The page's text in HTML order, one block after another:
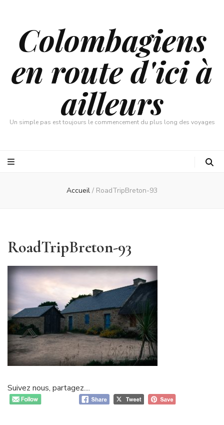
Colombagiens
en route d'ici à
ailleurs
Un simple pas est toujours le commencement du plus long des voyages
Accueil / RoadTripBreton-93
RoadTripBreton-93
Suivez nous, partagez....